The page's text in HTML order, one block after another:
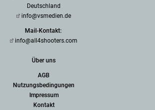
Deutschland
info@vsmedien.de
Mail-Kontakt:
info@all4shooters.com
Über uns
AGB
Nutzungsbedingungen
Impressum
Kontakt